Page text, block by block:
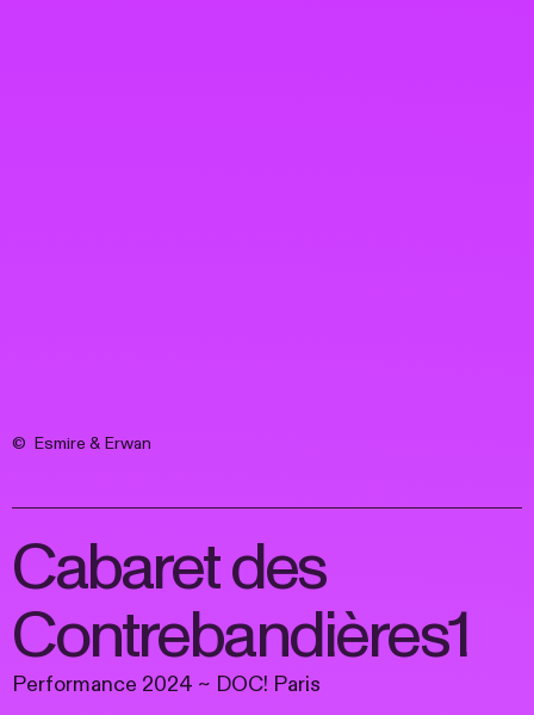
© Esmire & Erwan
Cabaret des
Contrebandières1
Performance 2024 ~ DOC! Paris